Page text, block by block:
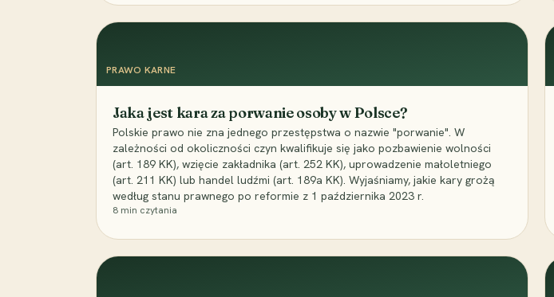
PRAWO KARNE
Jaka jest kara za porwanie osoby w Polsce?
Polskie prawo nie zna jednego przestępstwa o nazwie "porwanie". W
zależności od okoliczności czyn kwalifikuje się jako pozbawienie wolności
(art. 189 KK), wzięcie zakładnika (art. 252 KK), uprowadzenie małoletniego
(art. 211 KK) lub handel ludźmi (art. 189a KK). Wyjaśniamy, jakie kary grożą
według stanu prawnego po reformie z 1 października 2023 r.
8 min czytania